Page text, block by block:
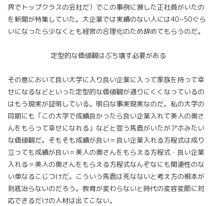
界でトップクラスの会社だ）でこの事例に瀕した正社員がいたの
を新聞が特集していた。大企業では実績のない人には40~50ぐら
いになったら少なくとも経営の合理化のため辞めてもらうのだ。
定型的な価値観はぶち壊す必要がある
その意において良い大学に入り良い企業に入って家族を持って幸
せになるなどといった定型的な価値観が通りにくくなっているの
はもう現実が証明している。明白な事実現実なのだ。私の大学の
同期にも「この大学で成績良かったら良い企業入れて美人の奥さ
んをもらって幸せになれる」などと宣う馬鹿がいたがアホみたい
な価値観だ。そもそも成績が良い＝良い企業入れる方程式は成り
立っても成績が良い＝美人の奥さんをもらえる方程式・良い企業
入れる＝美人の奥さんをもらえる方程式なんぞなにも関連性のな
い単なるこじつけだ。こういう馬鹿は死なないと考え方の根本が
到底治らないのだろう。教育が変わらないと時代の変容変節に対
応できるだけの人材は出てこない。